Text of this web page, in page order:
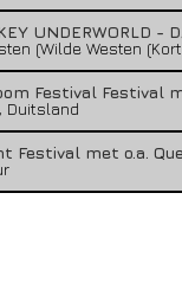
UNDERWORLD -
(Wilde Westen
Festival Festival
Duitsland
Festival met o.a.